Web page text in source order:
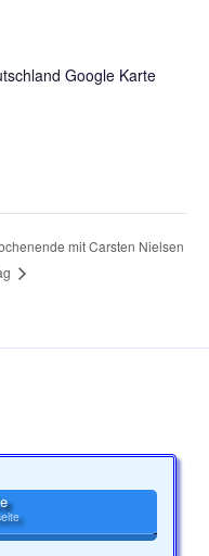
Google Karte
mit Carsten Nielsen